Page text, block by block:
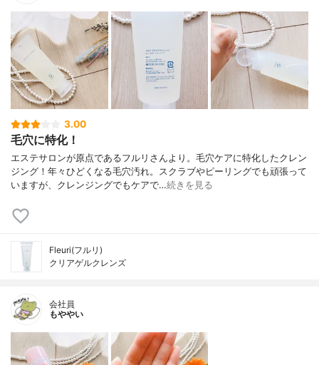
3.00
毛穴に特化！
エステサロンが原点であるフルリさんより。毛穴ケアに特化したクレン
ジング！年々ひどくなる毛穴汚れ。スクラブやピーリングでも頑張って
いますが、クレンジングでもケアで…続きを見る
Fleuri(フルリ)
クリアゲルクレンズ
会社員
もややい